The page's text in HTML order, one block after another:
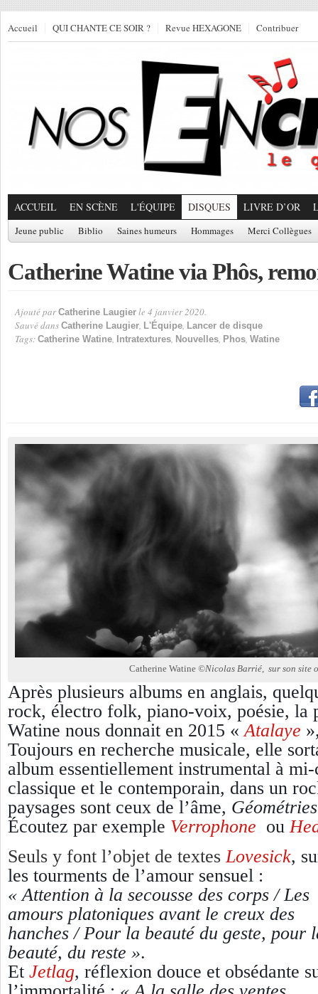
Accueil QUI CHANTE CE SOIR ? Revue HEXAGONE Contribuer
ACCUEIL EN SCÈNE L'ÉQUIPE DISQUES LIVRE D’OR
Jeune public Biblio Saines humeurs Hommages Merci Collègues
Catherine Watine via Phôs,
Ajouté par Catherine Laugier le 4 janvier 2020.
Sauvé dans Catherine Laugier, L'Équipe, Lancer de disque
Tags: Catherine Watine, Intratextures, Nouvelles, Phos, Watine
Catherine Watine ©Nicolas Barrié, sur son site
Après plusieurs albums en anglais,
rock, électro folk, piano-voix, poésie, la
Watine nous donnait en 2015 « Atalaye »
Toujours en recherche musicale, elle
album essentiellement instrumental à
classique et le contemporain, dans un
paysages sont ceux de l’âme,
Écoutez par exemple Verrophone ou
Seuls y font l’objet de textes Lovesick,
les tourments de l’amour sensuel :
« Attention à la secousse des corps / Les
amours platoniques avant le creux des
hanches / Pour la beauté du geste, pour
beauté, du reste ».
Et Jetlag, réflexion douce et obsédante